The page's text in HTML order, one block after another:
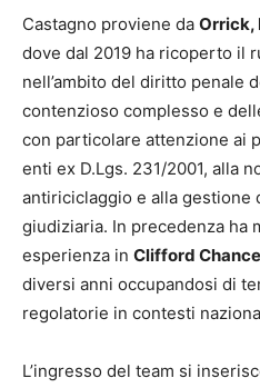
Castagno proviene da Orrick,
dove dal 2019 ha ricoperto il
nell’ambito del diritto penale
contenzioso complesso e
con particolare attenzione ai
enti ex D.Lgs. 231/2001, alla
antiriciclaggio e alla gestione
giudiziaria. In precedenza ha
esperienza in Clifford Chance
diversi anni occupandosi di
regolatorie in contesti
L’ingresso del team si